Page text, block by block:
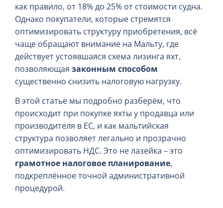
как правило, от 18% до 25% от стоимости судна.
Однако покупатели, которые стремятся
оптимизировать структуру приобретения, всё
чаще обращают внимание на Мальту, где
действует устоявшаяся схема лизинга яхт,
позволяющая законным способом
существенно снизить налоговую нагрузку.
В этой статье мы подробно разберём, что
происходит при покупке яхты у продавца или
производителя в ЕС, и как мальтийская
структура позволяет легально и прозрачно
оптимизировать НДС. Это не лазейка – это
грамотное налоговое планирование,
подкреплённое точной административной
процедурой.